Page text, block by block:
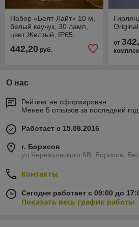
Набор «Белт-Лайт» 10 м,
белый каучук, 30 ламп,
цвет Желтый, IP65,
442,20 руб.
от
О нас
Рейтинг не сформирован
Менее 5 отзывов за последний год
Работает с 15.08.2016
г. Борисов
ул.Черняховского 6В, Борисов,
Контакты
Сегодня работает с 09:00 до
Показать весь график работы